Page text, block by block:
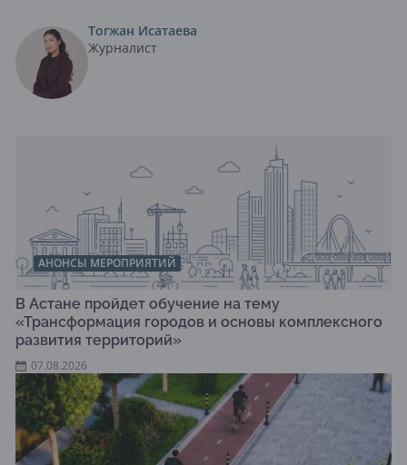
Тогжан Исатаева
Журналист
АНОНСЫ МЕРОПРИЯТИЙ
В Астане пройдет обучение на тему
«Трансформация городов и основы комплексного
развития территорий»
07.08.2026